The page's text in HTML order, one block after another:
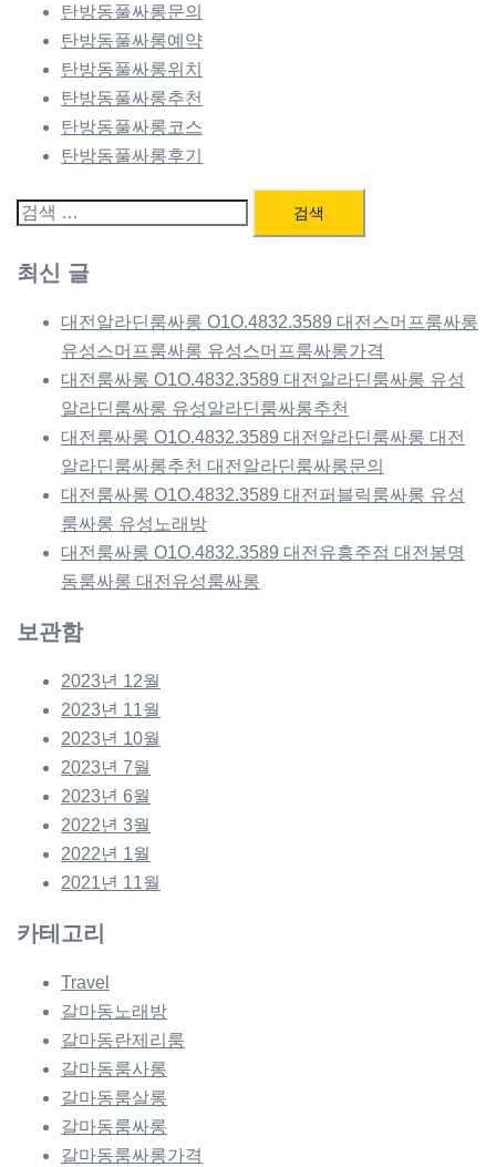
탄방동풀싸롱문의
탄방동풀싸롱예약
탄방동풀싸롱위치
탄방동풀싸롱추천
탄방동풀싸롱코스
탄방동풀싸롱후기
검
최신 글
대전알라딘룸싸롱 O1O.4832.3589 대전스머프룸싸롱
유성스머프룸싸롱 유성스머프룸싸롱가격
대전룸싸롱 O1O.4832.3589 대전알라딘룸싸롱 유성
알라딘룸싸롱 유성알라딘룸싸롱추천
대전룸싸롱 O1O.4832.3589 대전알라딘룸싸롱 대전
알라딘룸싸롱추천 대전알라딘룸싸롱문의
대전룸싸롱 O1O.4832.3589 대전퍼블릭룸싸롱 유성
룸싸롱 유성노래방
대전룸싸롱 O1O.4832.3589 대전유흥주점 대전봉명
동룸싸롱 대전유성룸싸롱
보관함
2023년 12월
2023년 11월
2023년 10월
2023년 7월
2023년 6월
2022년 3월
2022년 1월
2021년 11월
카테고리
Travel
갈마동노래방
갈마동란제리룸
갈마동룸사롱
갈마동룸살롱
갈마동룸싸롱
갈마동룸싸롱가격